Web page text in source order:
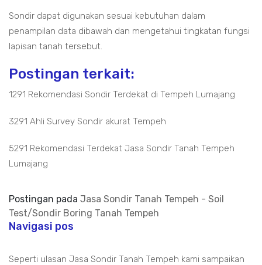
Sondir dapat digunakan sesuai kebutuhan dalam
penampilan data dibawah dan mengetahui tingkatan fungsi
lapisan tanah tersebut.
Postingan terkait:
1291 Rekomendasi Sondir Terdekat di Tempeh Lumajang
3291 Ahli Survey Sondir akurat Tempeh
5291 Rekomendasi Terdekat Jasa Sondir Tanah Tempeh
Lumajang
Postingan pada Jasa Sondir Tanah Tempeh - Soil
Test/Sondir Boring Tanah Tempeh
Navigasi pos
Seperti ulasan Jasa Sondir Tanah Tempeh kami sampaikan